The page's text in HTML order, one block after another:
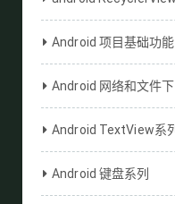
Android 项目基础功能
Android 网络和文件下
Android TextView系列
Android 键盘系列